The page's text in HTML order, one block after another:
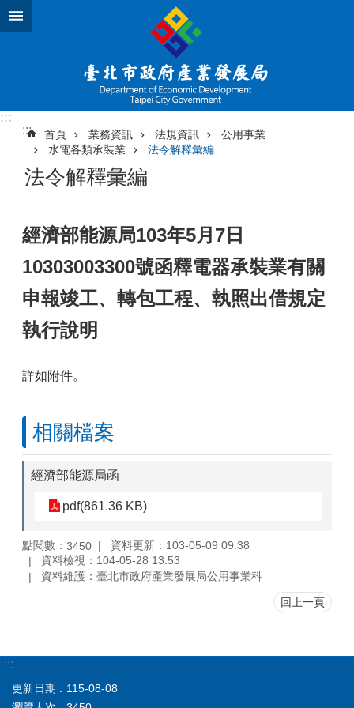
跳到主要內容區塊
:::
:::
首頁 業務資訊 法規資訊
公用事業
水電各類承裝業
法令解釋彙編
法令解釋彙編
經濟部能源局103年5月7日
10303003300號函釋電器承裝業有關
申報竣工、轉包工程、執照出借規定
執行說明
詳如附件。
相關檔案
經濟部能源局函
pdf(861.36 KB)
點閱數： 3450
資料更新：103-05-09 09:38
資料檢視：104-05-28 13:53
資料維護：臺北市政府產業發展局公用事業科
回上一頁
:::
更新日期
115-08-08